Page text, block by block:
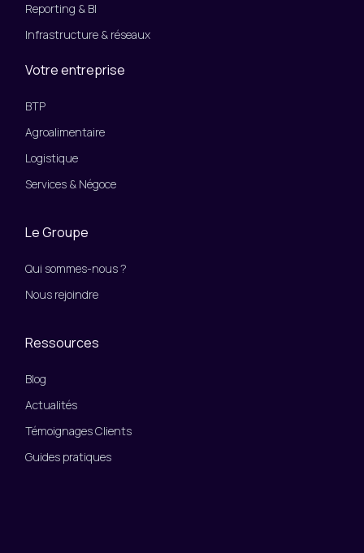
Reporting & BI
Infrastructure & réseaux
Votre entreprise
BTP
Agroalimentaire
Logistique
Services & Négoce
Le Groupe
Qui sommes-nous ?
Nous rejoindre
Ressources
Blog
Actualités
Témoignages Clients
Guides pratiques